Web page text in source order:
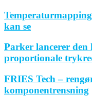
kan se
Parker lancerer den
proportionale
FRIES Tech –
komponentrensning